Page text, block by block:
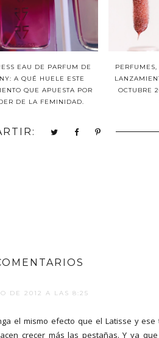
EAU DE PARFUM DE
A QUÉ HUELE ESTE
QUE APUESTA POR
DE LA FEMINIDAD.
OCTUBRE
DE 2012 A LAS 8:25
el mismo efecto que el Latisse y
crecer más las pestañas. Y ya